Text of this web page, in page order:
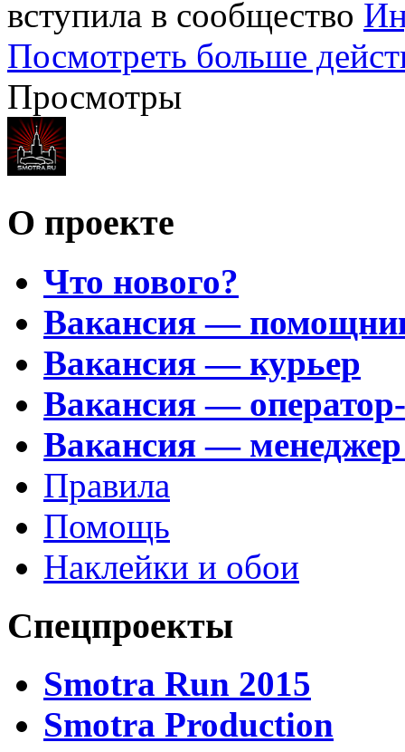
вступила в сообщество
Посмотреть больше
Просмотры
О проекте
Что нового?
Вакансия —
Вакансия — курьер
Вакансия —
Вакансия —
Правила
Помощь
Наклейки и обои
Спецпроекты
Smotra Run 2015
Smotra Production